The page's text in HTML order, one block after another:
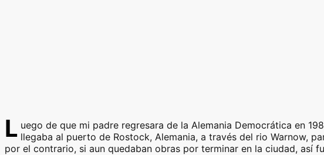
L uego de que mi padre regresara de la Alemania Democrática en
llegaba al puerto de Rostock, Alemania, a través del rio Warnow,
por el contrario, si aun quedaban obras por terminar en la ciudad, así